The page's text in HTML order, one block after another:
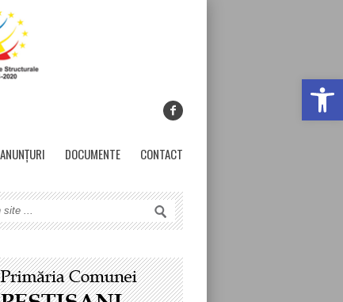
Deschide
ANUNȚURI DOCUMENTE CONTACT